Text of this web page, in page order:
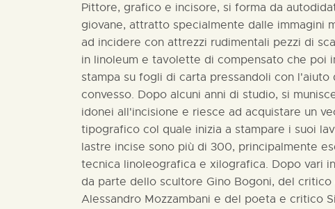
Pittore, grafico e incisore, si forma da
giovane, attratto specialmente dalle immagini
ad incidere con attrezzi rudimentali pezzi di
in linoleum e tavolette di compensato che poi
stampa su fogli di carta pressandoli con
convesso. Dopo alcuni anni di studio, si
idonei all'incisione e riesce ad acquistare un
tipografico col quale inizia a stampare i suoi
lastre incise sono più di 300, principalmente
tecnica linoleografica e xilografica. Dopo vari
da parte dello scultore Gino Bogoni, del critico
Alessandro Mozzambani e del poeta e critico